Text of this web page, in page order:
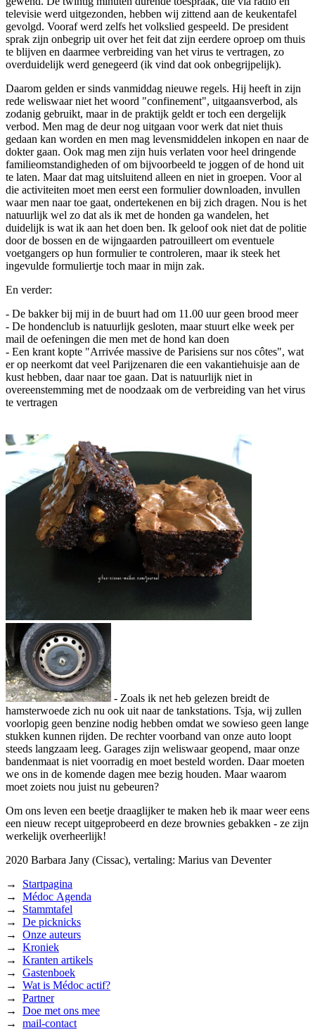
televisie werd uitgezonden, hebben wij zittend aan de keukentafel
gevolgd. Vooraf werd zelfs het volkslied gespeeld. De president
sprak zijn onbegrip uit over het feit dat zijn eerdere oproep om thuis
te blijven en daarmee verbreiding van het virus te vertragen, zo
overduidelijk werd genegeerd (ik vind dat ook onbegrijpelijk).
Daarom gelden er sinds vanmiddag nieuwe regels. Hij heeft in zijn
rede weliswaar niet het woord "confinement", uitgaansverbod, als
zodanig gebruikt, maar in de praktijk geldt er toch een dergelijk
verbod. Men mag de deur nog uitgaan voor werk dat niet thuis
gedaan kan worden en men mag levensmiddelen inkopen en naar de
dokter gaan. Ook mag men zijn huis verlaten voor heel dringende
familieomstandigheden of om bijvoorbeeld te joggen of de hond uit
te laten. Maar dat mag uitsluitend alleen en niet in groepen. Voor al
die activiteiten moet men eerst een formulier downloaden, invullen
waar men naar toe gaat, ondertekenen en bij zich dragen. Nou is het
natuurlijk wel zo dat als ik met de honden ga wandelen, het
duidelijk is wat ik aan het doen ben. Ik geloof ook niet dat de politie
door de bossen en de wijngaarden patrouilleert om eventuele
voetgangers op hun formulier te controleren, maar ik steek het
ingevulde formuliertje toch maar in mijn zak.
En verder:
- De bakker bij mij in de buurt had om 11.00 uur geen brood meer
- De hondenclub is natuurlijk gesloten, maar stuurt elke week per
mail de oefeningen die men met de hond kan doen
- Een krant kopte "Arrivée massive de Parisiens sur nos côtes", wat
er op neerkomt dat veel Parijzenaren die een vakantiehuisje aan de
kust hebben, daar naar toe gaan. Dat is natuurlijk niet in
overeenstemming met de noodzaak om de verbreiding van het virus
te vertragen
- Zoals ik net heb gelezen breidt de
hamsterwoede zich nu ook uit naar de tankstations. Tsja, wij zullen
voorlopig geen benzine nodig hebben omdat we sowieso geen lange
stukken kunnen rijden. De rechter voorband van onze auto loopt
steeds langzaam leeg. Garages zijn weliswaar geopend, maar onze
bandenmaat is niet voorradig en moet besteld worden. Daar moeten
we ons in de komende dagen mee bezig houden. Maar waarom
moet zoiets nou juist nu gebeuren?
Om ons leven een beetje draaglijker te maken heb ik maar weer eens
een nieuw recept uitgeprobeerd en deze brownies gebakken - ze zijn
werkelijk overheerlijk!
2020 Barbara Jany (Cissac), vertaling: Marius van Deventer
→ Startpagina
→ Médoc Agenda
→ Stammtafel
→ De picknicks
→ Onze auteurs
→ Kroniek
→ Kranten artikels
→ Gastenboek
→ Wat is Médoc actif?
→ Partner
→ Doe met ons mee
→ mail-contact